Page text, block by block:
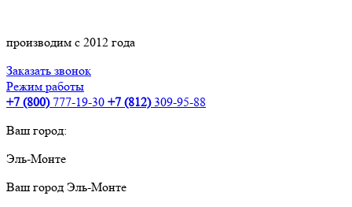
производим с 2012 года
Заказать звонок
Режим работы
+7 (800)777-19-30 +7 (812)309-95-88
Ваш город:
Эль-Монте
Ваш город Эль-Монте